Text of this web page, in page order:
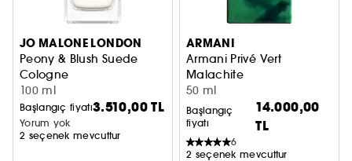
JO MALONE LONDON
Peony & Blush Suede
Cologne
100 ml
Başlangıç fiyatı3.510,00 TL
Yorum yok
2 seçenek mevcuttur
ARMANI
Armani Privé Vert
Malachite
Parfum
50 ml
Başlangıç
fiyatı
14.000,00
TL
6
2 seçenek mevcuttur